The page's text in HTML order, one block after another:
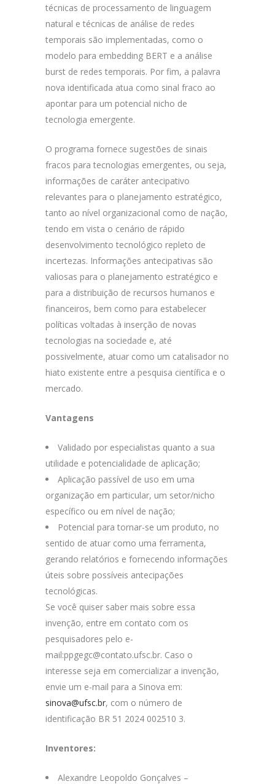
técnicas de processamento de linguagem
natural e técnicas de análise de redes
temporais são implementadas, como o
modelo para embedding BERT e a análise
burst de redes temporais. Por fim, a palavra
nova identificada atua como sinal fraco ao
apontar para um potencial nicho de
tecnologia emergente.
O programa fornece sugestões de sinais
fracos para tecnologias emergentes, ou seja,
informações de caráter antecipativo
relevantes para o planejamento estratégico,
tanto ao nível organizacional como de nação,
tendo em vista o cenário de rápido
desenvolvimento tecnológico repleto de
incertezas. Informações antecipativas são
valiosas para o planejamento estratégico e
para a distribuição de recursos humanos e
financeiros, bem como para estabelecer
políticas voltadas à inserção de novas
tecnologias na sociedade e, até
possivelmente, atuar como um catalisador no
hiato existente entre a pesquisa científica e o
mercado.
Vantagens
Validado por especialistas quanto a sua
utilidade e potencialidade de aplicação;
Aplicação passível de uso em uma
organização em particular, um setor/nicho
específico ou em nível de nação;
Potencial para tornar-se um produto, no
sentido de atuar como uma ferramenta,
gerando relatórios e fornecendo informações
úteis sobre possíveis antecipações
tecnológicas.
Se você quiser saber mais sobre essa
invenção, entre em contato com os
pesquisadores pelo e-
mail:ppgegc@contato.ufsc.br. Caso o
interesse seja em comercializar a invenção,
envie um e-mail para a Sinova em:
sinova@ufsc.br, com o número de
identificação BR 51 2024 002510 3.
Inventores:
Alexandre Leopoldo Gonçalves –